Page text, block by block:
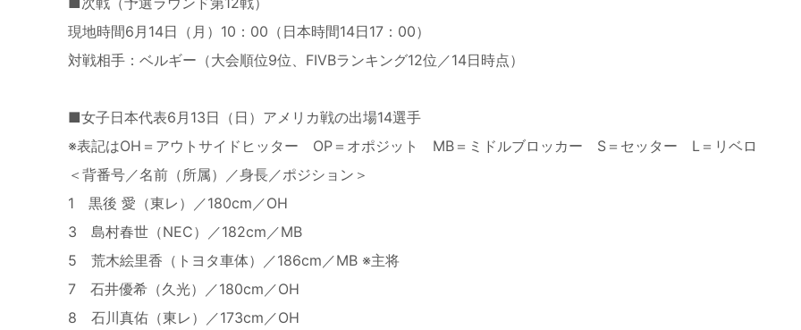
現地時間6月14日（月）10：00（日本時間14日17：00）
対戦相手：ベルギー（大会順位9位、FIVBランキング12位／14日時点）
■女子日本代表6月13日（日）アメリカ戦の出場14選手
※表記はOH＝アウトサイドヒッター OP＝オポジット MB＝ミドルブロッカー S＝セッター L＝リベロ
＜背番号／名前（所属）／身長／ポジション＞
1 黒後 愛（東レ）／180cm／OH
3 島村春世（NEC）／182cm／MB
5 荒木絵里香（トヨタ車体）／186cm／MB ※主将
7 石井優希（久光）／180cm／OH
8 石川真佑（東レ）／173cm／OH